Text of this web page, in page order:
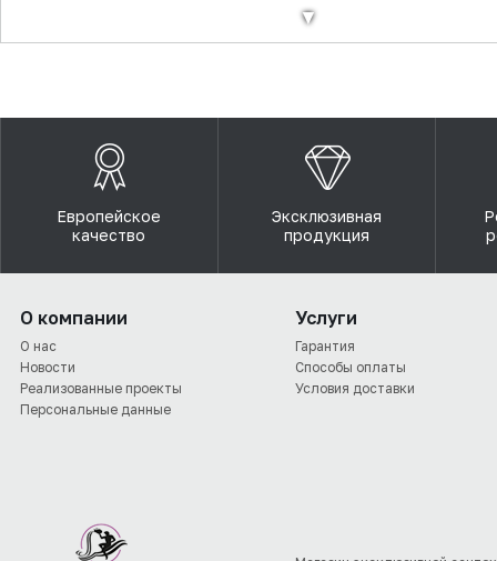
▼
Европейское
качество
Эксклюзивная
продукция
О компании
О нас
Новости
Реализованные проекты
Персональные данные
Услуги
Гарантия
Способы оплаты
Условия доставки